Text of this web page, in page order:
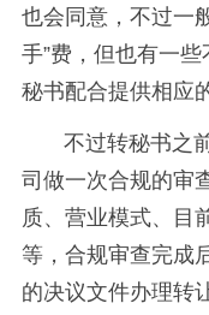
也会同意，不过一
手”费，但也有一
秘书配合提供相应
不过转秘书之
司做一次合规的审
质、营业模式、目
等，合规审查完成
的决议文件办理转